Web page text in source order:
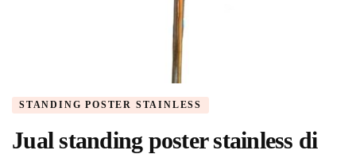
STANDING POSTER STAINLESS
Jual standing poster stainless di